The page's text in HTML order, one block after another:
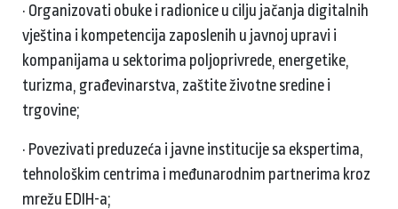
· Organizovati obuke i radionice u cilju jačanja digitalnih
vještina i kompetencija zaposlenih u javnoj upravi i
kompanijama u sektorima poljoprivrede, energetike,
turizma, građevinarstva, zaštite životne sredine i
trgovine;
· Povezivati preduzeća i javne institucije sa ekspertima,
tehnološkim centrima i međunarodnim partnerima kroz
mrežu EDIH-a;